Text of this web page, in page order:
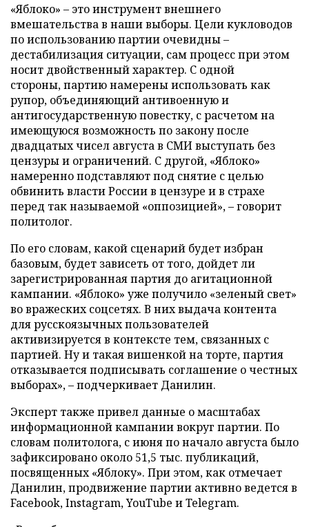
«Яблоко» – это инструмент внешнего
вмешательства в наши выборы. Цели кукловодов
по использованию партии очевидны –
дестабилизация ситуации, сам процесс при этом
носит двойственный характер. С одной
стороны, партию намерены использовать как
рупор, объединяющий антивоенную и
антигосударственную повестку, с расчетом на
имеющуюся возможность по закону после
двадцатых чисел августа в СМИ выступать без
цензуры и ограничений. С другой, «Яблоко»
намеренно подставляют под снятие с целью
обвинить власти России в цензуре и в страхе
перед так называемой «оппозицией», – говорит
политолог.
По его словам, какой сценарий будет избран
базовым, будет зависеть от того, дойдет ли
зарегистрированная партия до агитационной
кампании. «Яблоко» уже получило «зеленый свет»
во вражеских соцсетях. В них выдача контента
для русскоязычных пользователей
активизируется в контексте тем, связанных с
партией. Ну и такая вишенкой на торте, партия
отказывается подписывать соглашение о честных
выборах», – подчеркивает Данилин.
Эксперт также привел данные о масштабах
информационной кампании вокруг партии. По
словам политолога, с июня по начало августа было
зафиксировано около 51,5 тыс. публикаций,
посвященных «Яблоку». При этом, как отмечает
Данилин, продвижение партии активно ведется в
Facebook, Instagram, YouTube и Telegram.